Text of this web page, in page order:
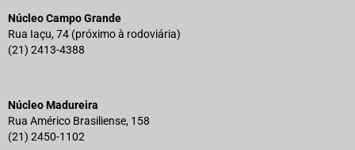
Núcleo Campo Grande
Rua Iaçu, 74 (próximo à rodoviária)
(21) 2413-4388
Núcleo Madureira
Rua Américo Brasiliense, 158
(21) 2450-1102